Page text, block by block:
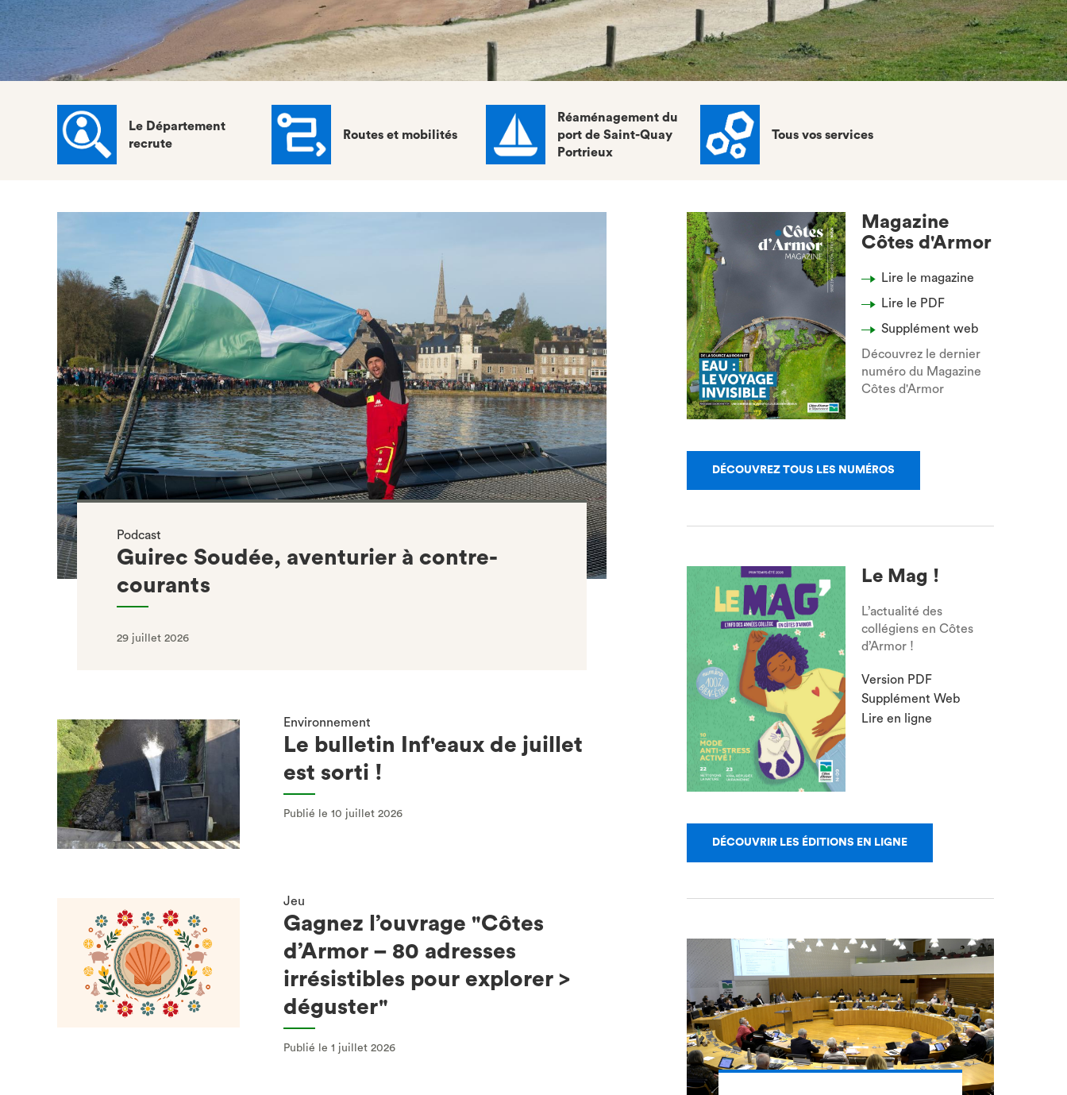
Le Département
recrute
Routes et mobilités
Réaménagement du
port de Saint-Quay
Portrieux
Tous vos services
Podcast
Guirec Soudée, aventurier à contre-
courants
29 juillet 2026
Environnement
Le bulletin Inf'eaux de juillet
est sorti !
Publié le 10 juillet 2026
Jeu
Gagnez l’ouvrage "Côtes
d’Armor – 80 adresses
irrésistibles pour explorer >
déguster"
Publié le 1 juillet 2026
Magazine
Côtes d'Armor
Découvrez le dernier
numéro du Magazine
Côtes d'Armor
Lire le magazine
Lire le PDF
Supplément web
DÉCOUVREZ TOUS LES NUMÉROS
Le Mag !
L’actualité des
collégiens en Côtes
d’Armor !
Version PDF
Supplément Web
Lire en ligne
DÉCOUVRIR LES ÉDITIONS EN LIGNE